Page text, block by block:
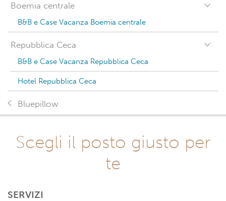
Boemia centrale
B&B e Case Vacanza Boemia centrale
Repubblica Ceca
B&B e Case Vacanza Repubblica Ceca
Hotel Repubblica Ceca
Bluepillow
Scegli il posto giusto per
te
SERVIZI